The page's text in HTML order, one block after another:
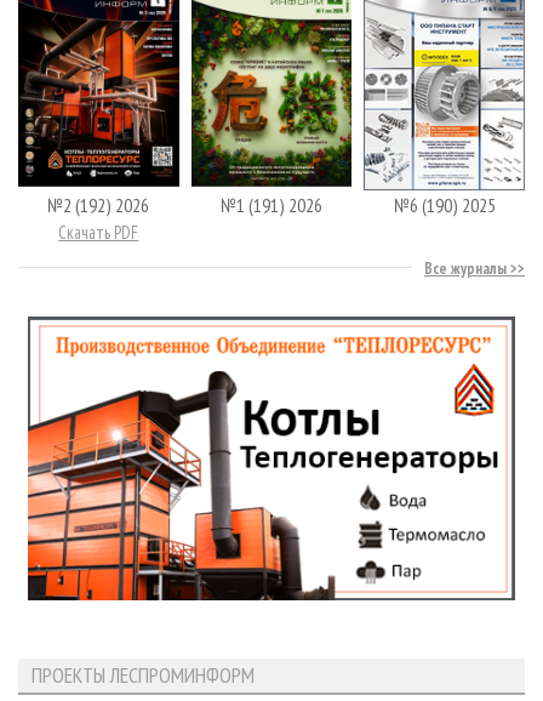
№2 (192) 2026
Скачать PDF
№1 (191) 2026 №6 (190) 2025
Все журналы
ПРОЕКТЫ ЛЕСПРОМИНФОРМ